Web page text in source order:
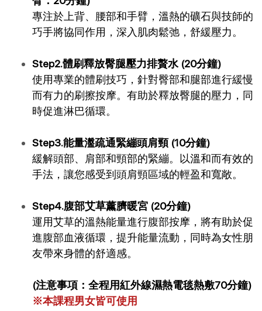
專注於上背、腰部和手臂，溫熱的礦石與技師的
巧手將協同作用，深入肌肉鬆弛，舒緩壓力。
Step2.體刷釋放臀腿壓力排贅水 (20分鐘)
使用專業的體刷技巧，針對臀部和腿部進行緩慢
而有力的刷擦按摩。有助於釋放臀腿的壓力，同
時促進淋巴循環。
Step3.能量瀊疏通緊繃頭肩頸 (10分鐘)
緩解頭部、肩部和頸部的緊繃。以溫和而有效的
手法，讓您感受到頭肩頸區域的輕盈和寬敞。
Step4.腹部艾草薰臍暖宮 (20分鐘)
運用艾草的溫熱能量進行腹部按摩，將有助於促
進腹部血液循環，提升能量流動，同時為女性朋
友帶來身體的舒適感。
(注意事項：全程用紅外線濕熱電毯熱敷70分鐘)
※本課程男女皆可使用